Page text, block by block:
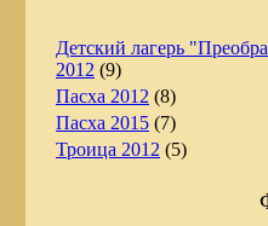
Детский лагерь
2012 (9)
Пасха 2012 (8)
Пасха 2015 (7)
Троица 2012 (5)